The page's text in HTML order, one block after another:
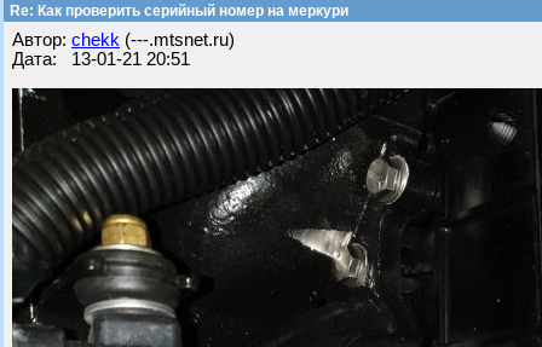
Re: Как проверить серийный номер на меркури
Автор: chekk (---.mtsnet.ru)
Дата: 13-01-21 20:51